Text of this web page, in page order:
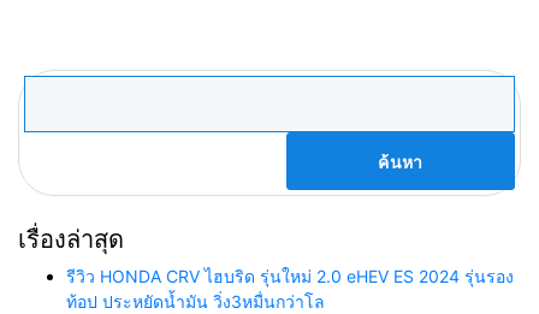
ค้นหา
เรื่องล่าสุด
รีวิว HONDA CRV ไฮบริด รุ่นใหม่ 2.0 eHEV ES 2024 รุ่นรอง
ท้อป ประหยัดน้ำมัน วิ่ง3หมื่นกว่าโล